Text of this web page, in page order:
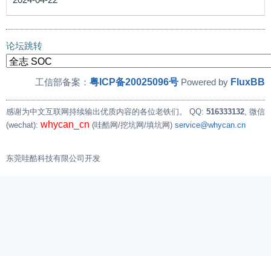
论坛跳转
工信部备案： 粤ICP备20025096号 Powered by FluxBB
感谢为中文互联网持续输出优质内容的各位老铁们。 QQ: 516333132, 微信
(wechat): whycan_cn (哇酷网/挖坑网/填坑网) service@whycan.cn
东莞哇酷科技有限公司开发